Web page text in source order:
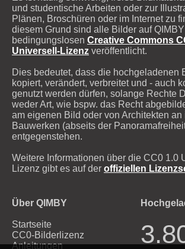
und studentische Arbeiten oder zur
Plänen, Broschüren oder im Internet zu
diesem Grund sind alle Bilder auf
bedingungslosen Creative Commons
Universell-Lizenz veröffentlicht.
Dies bedeutet, dass die hochgeladenen
kopiert, verändert, verbreitet und - auch
genutzt werden dürfen, solange Rechte
weder Art, wie bspw. das Recht
am eigenen Bild oder von Architekten an
Bauwerken (abseits der
entgegenstehen.
Weitere Informationen über die CC0 1.0
Lizenz gibt es auf der offiziellen
Über QIMBY
Startseite
CC0-Bilderlizenz
Anleitungen